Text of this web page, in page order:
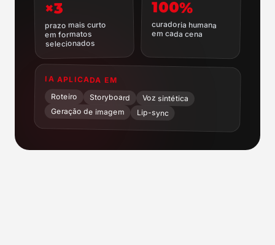
×3
prazo mais curto
em formatos
selecionados
100%
curadoria humana
em cada cena
IA APLICADA EM
Roteiro Storyboard Voz sintética
Geração de imagem Lip-sync